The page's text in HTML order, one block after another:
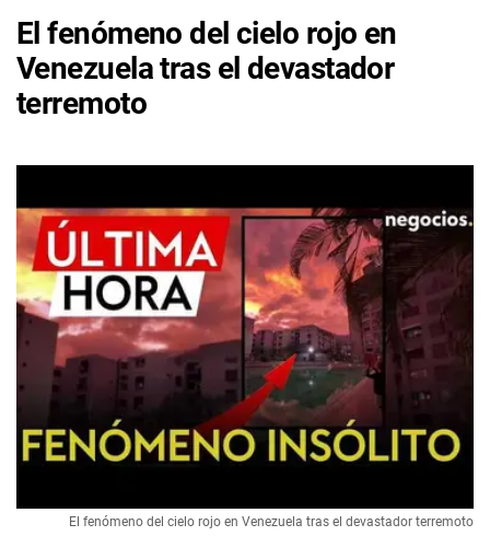
El fenómeno del cielo rojo en
Venezuela tras el devastador
terremoto
El fenómeno del cielo rojo en Venezuela tras el devastador terremoto